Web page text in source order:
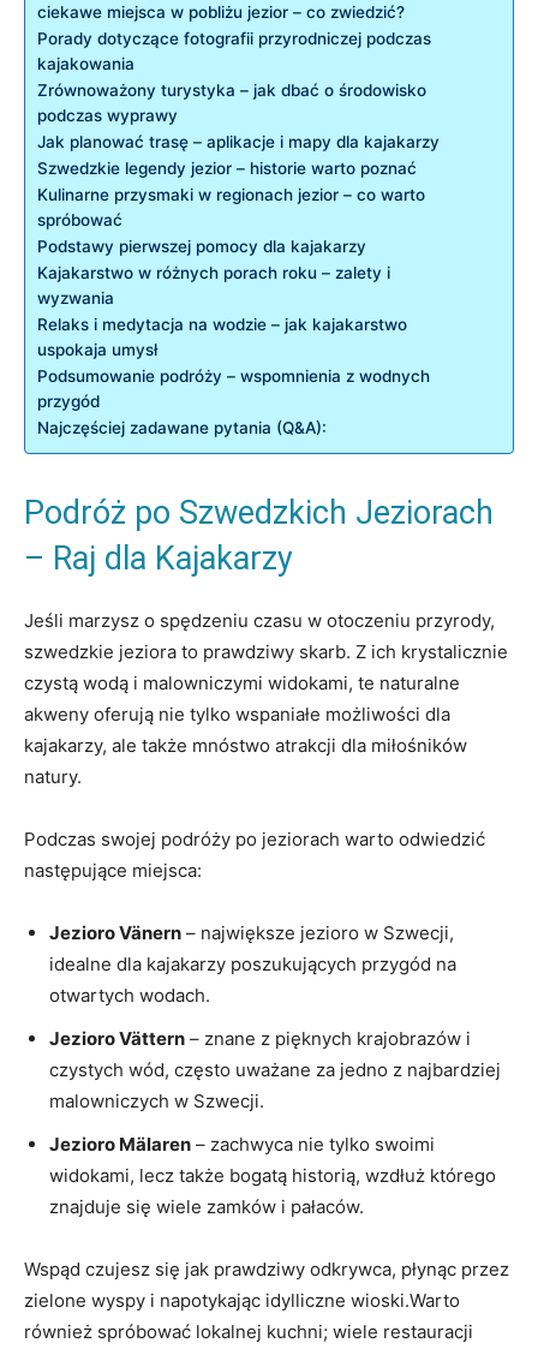
ciekawe miejsca w pobliżu jezior – co zwiedzić?
Porady dotyczące fotografii przyrodniczej podczas
kajakowania
Zrównoważony turystyka – jak dbać o środowisko
podczas wyprawy
Jak planować trasę – aplikacje i mapy dla kajakarzy
Szwedzkie legendy jezior – historie warto poznać
Kulinarne przysmaki w regionach jezior – co warto
spróbować
Podstawy pierwszej pomocy dla kajakarzy
Kajakarstwo w różnych porach roku – zalety i
wyzwania
Relaks i medytacja na wodzie – jak kajakarstwo
uspokaja umysł
Podsumowanie podróży – wspomnienia z wodnych
przygód
Najczęściej zadawane pytania (Q&A):
Podróż po Szwedzkich Jeziorach
– Raj dla Kajakarzy
Jeśli marzysz o spędzeniu czasu w otoczeniu przyrody,
szwedzkie jeziora to prawdziwy skarb. Z ich krystalicznie
czystą wodą i malowniczymi widokami, te naturalne
akweny oferują nie tylko wspaniałe możliwości dla
kajakarzy, ale także mnóstwo atrakcji dla miłośników
natury.
Podczas swojej podróży po jeziorach warto odwiedzić
następujące miejsca:
Jezioro Vänern – największe jezioro w Szwecji,
idealne dla kajakarzy poszukujących przygód na
otwartych wodach.
Jezioro Vättern – znane z pięknych krajobrazów i
czystych wód, często uważane za jedno z najbardziej
malowniczych w Szwecji.
Jezioro Mälaren – zachwyca nie tylko swoimi
widokami, lecz także bogatą historią, wzdłuż którego
znajduje się wiele zamków i pałaców.
Wspąd czujesz się jak prawdziwy odkrywca, płynąc przez
zielone wyspy i napotykając idylliczne wioski.Warto
również spróbować lokalnej kuchni; wiele restauracji